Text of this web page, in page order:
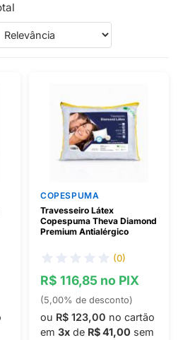
COPESPUMA
Travesseiro Látex
Copespuma Theva Diamond
Premium Antialérgico
(0)
R$ 116,85 no PIX
(5,00% de desconto)
ou R$ 123,00 no cartão
em 3x de R$ 41,00 sem